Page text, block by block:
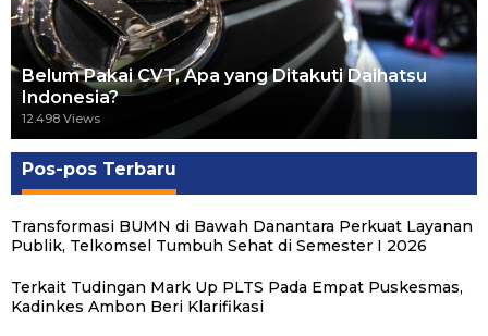
Belum Pakai CVT, Apa yang Ditakuti Daihatsu
Indonesia?
12.498 Views
Pos-pos Terbaru
Transformasi BUMN di Bawah Danantara Perkuat Layanan
Publik, Telkomsel Tumbuh Sehat di Semester I 2026
Terkait Tudingan Mark Up PLTS Pada Empat Puskesmas,
Kadinkes Ambon Beri Klarifikasi